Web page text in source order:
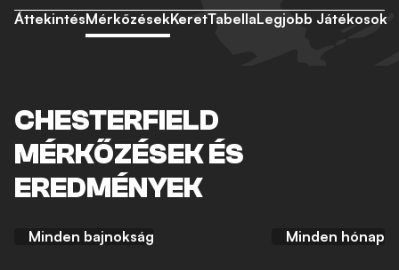
ÁttekintésMérkőzésekKeretTabellaLegjobb Játékosok
CHESTERFIELD
MÉRKŐZÉSEK ÉS
EREDMÉNYEK
Minden bajnokság Minden hónap